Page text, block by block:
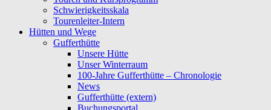
Schwierigkeitsskala
Tourenleiter-Intern
Hütten und Wege
Gufferthütte
Unsere Hütte
Unser Winterraum
100-Jahre Gufferthütte – Chronologie
News
Gufferthütte (extern)
Buchungsportal